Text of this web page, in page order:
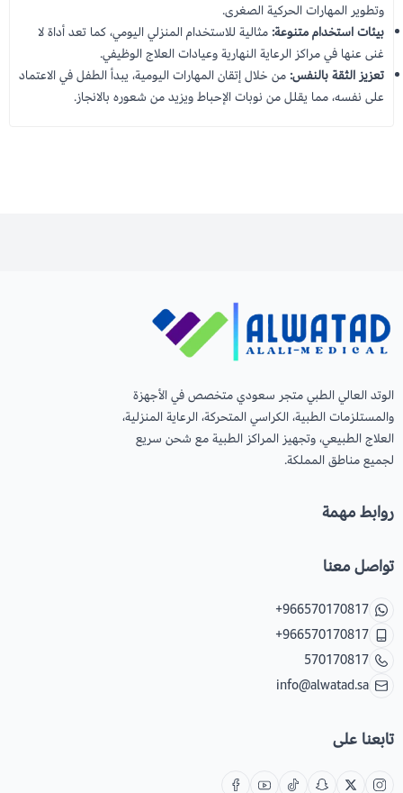
وتطوير المهارات الحركية الصغرى.
بيئات استخدام متنوعة:مثالية للاستخدام المنزلي اليومي، كما تعد أداة لا
غنى عنها في مراكز الرعاية النهارية وعيادات العلاج الوظيفي.
تعزيز الثقة بالنفس:من خلال إتقان المهارات اليومية، يبدأ الطفل في الاعتماد
على نفسه، مما يقلل من نوبات الإحباط ويزيد من شعوره بالانجاز.
الوتد العالي الطبي متجر سعودي متخصص في الأجهزة
والمستلزمات الطبية، الكراسي المتحركة، الرعاية المنزلية،
العلاج الطبيعي، وتجهيز المراكز الطبية مع شحن سريع
لجميع مناطق المملكة.
روابط مهمة
تواصل معنا
+966570170817
+966570170817
570170817
info@alwatad.sa
تابعنا على